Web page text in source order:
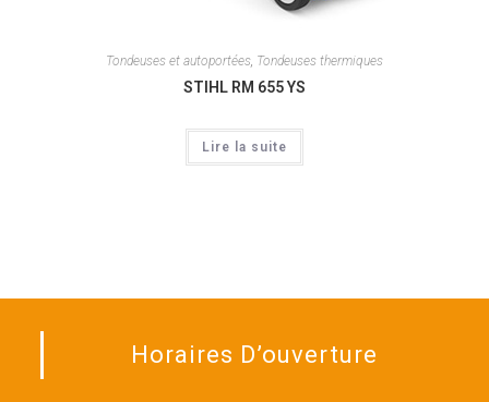
Tondeuses et autoportées Tondeuses thermiques
STIHL RM 655 YS
Lire la suite
Horaires D’ouverture